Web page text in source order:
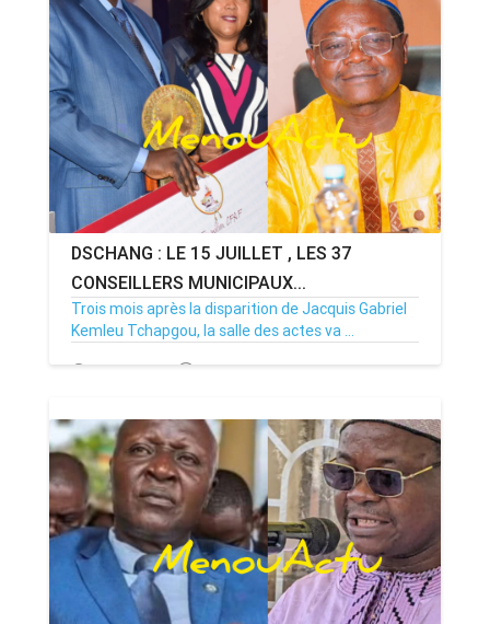
DSCHANG : LE 15 JUILLET , LES 37
CONSEILLERS MUNICIPAUX...
Trois mois après la disparition de Jacquis Gabriel
Kemleu Tchapgou, la salle des actes va ...
13/07/26 Par MenouActu 0